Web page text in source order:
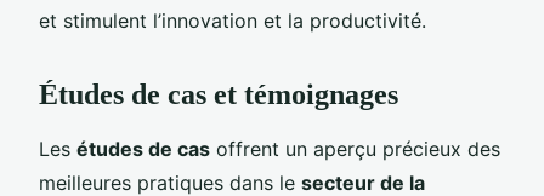
et stimulent l’innovation et la productivité.
Études de cas et témoignages
Les études de cas offrent un aperçu précieux des
meilleures pratiques dans le secteur de la